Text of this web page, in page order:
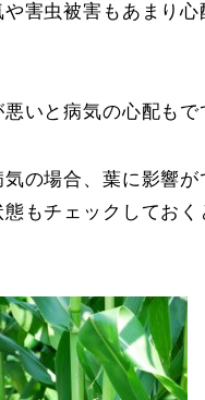
害虫被害もあまり心
いと病気の心配もで
の場合、葉に影響が
もチェックしておく